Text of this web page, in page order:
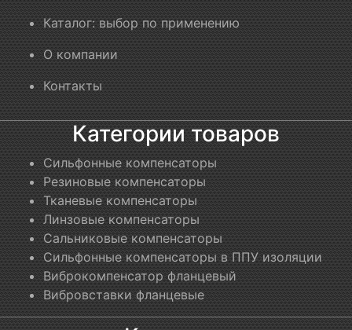
Каталог: выбор по применению
О компании
Контакты
Категории товаров
Сильфонные компенсаторы
Резиновые компенсаторы
Тканевые компенсаторы
Линзовые компенсаторы
Сальниковые компенсаторы
Сильфонные компенсаторы в ППУ изоляции
Виброкомпенсатор фланцевый
Вибровставки фланцевые